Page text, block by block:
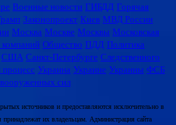
Военные новости ГИБДД Горячая
Законопроект Киев МВД России
Москва Москве Москвы Московская
компаний Общество ПДД Политика
США Санкт-Петербурге Следственного
Украина Украине Украины ФСБ
вооруженных сил
источников и предоставляются исключительно в
их владельцам. Администрация сайта